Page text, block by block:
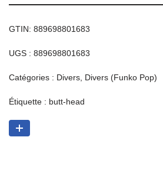
GTIN: 889698801683
UGS : 889698801683
Catégories : Divers Divers (Funko Pop)
Étiquette : butt-head